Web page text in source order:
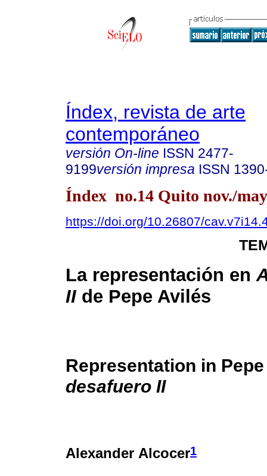
Índex, revista de arte
contemporáneo
versión On-line ISSN 2477-
9199versión impresa ISSN
Índex no.14 Quito nov./
https://doi.org/10.26807/
La representación en
II de Pepe Avilés
Representation in
desafuero II
Alexander Alcocer1